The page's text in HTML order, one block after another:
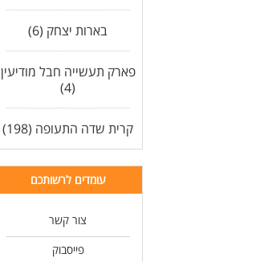
בארות יצחק (6)
פארק תעשייה חבל מודיעין
(4)
קרית שדה התעופה (198)
עומדים לרשותכם
צור קשר
פייסבוק